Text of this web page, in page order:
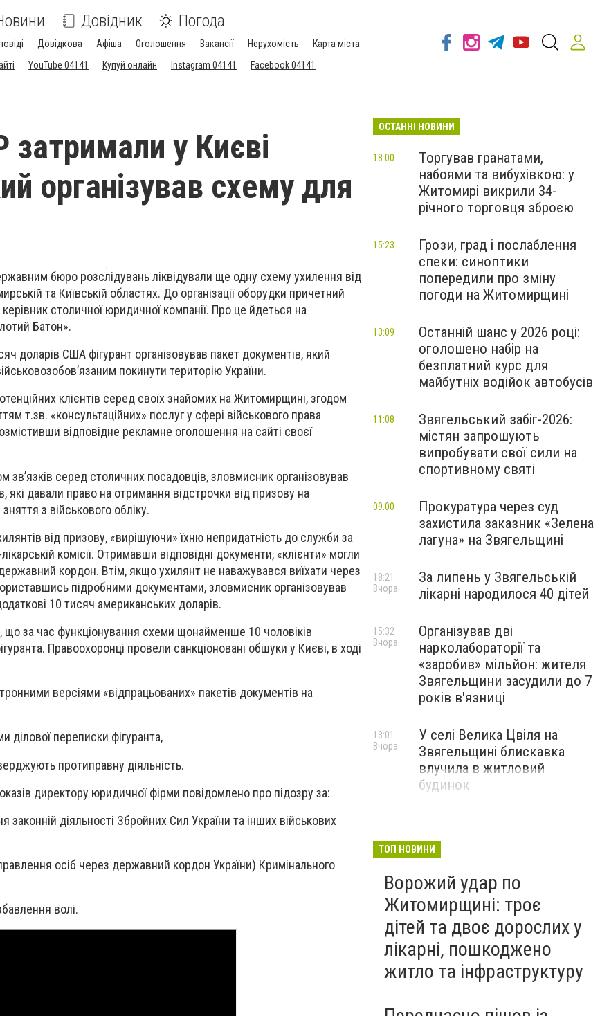
Довідник Погода
Довідкова Афіша Оголошення Вакансії Нерухомість
Карта міста
YouTube 04141 Купуй онлайн Instagram 04141 Facebook 04141
у Києві
організував схему для
бюро розслідувань ліквідували ще одну схему ухилення від
та Київській областях. До організації оборудки причетний
столичної юридичної компанії. Про це йдеться на
Батон».
доларів США фігурант організовував пакет документів, який
покинути територію України.
клієнтів серед своїх знайомих на Житомирщині, згодом
т.зв. «консультаційних» послуг у сфері військового права
відповідне рекламне оголошення на сайті своєї
серед столичних посадовців, зловмисник організовував
які давали право на отримання відстрочки від призову на
з військового обліку.
від призову, «вирішуючи» їхню непридатність до служби за
комісії. Отримавши відповідні документи, «клієнти» могли
кордон. Втім, якщо ухилянт не наважувався виїхати через
підробними документами, зловмисник організовував
10 тисяч американських доларів.
що за час функціонування схеми щонайменше 10 чоловіків
Правоохоронці провели санкціоновані обшуки у Києві, в ході
версіями «відпрацьованих» пакетів документів на
ділової переписки фігуранта,
протиправну діяльність.
директору юридичної фірми повідомлено про підозру за:
діяльності Збройних Сил України та інших військових
осіб через державний кордон України) Кримінального
волі.
ОСТАННІ НОВИНИ
Торгував гранатами,
набоями та вибухівкою: у
Житомирі викрили 34-
річного торговця зброєю
18:00
Грози, град і послаблення
спеки: синоптики
попередили про зміну
погоди на Житомирщині
15:23
Останній шанс у 2026 році:
оголошено набір на
безплатний курс для
майбутніх водійок автобусів
13:09
Звягельський забіг-2026:
містян запрошують
випробувати свої сили на
спортивному святі
11:08
Прокуратура через суд
захистила заказник «Зелена
лагуна» на Звягельщині
09:00
За липень у Звягельській
лікарні народилося 40 дітей
18:21
Вчора
Організував дві
нарколабораторії та
«заробив» мільйон: жителя
Звягельщини засудили до 7
років в'язниці
15:32
Вчора
У селі Велика Цвіля на
Звягельщині блискавка
влучила в житловий
будинок
13:01
Вчора
ТОП НОВИНИ
Ворожий удар по
Житомирщині: троє
дітей та двоє дорослих у
лікарні, пошкоджено
житло та інфраструктуру